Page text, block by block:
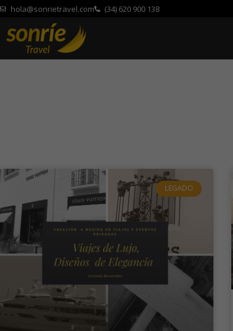
hola@sonrietravel.com (34) 620 900 138
LEGADO